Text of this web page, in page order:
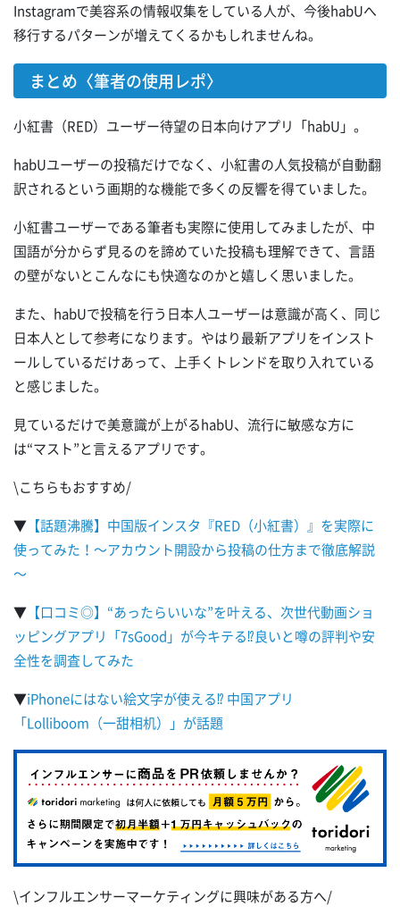
Instagramで美容系の情報収集をしている人が、今後habUへ
移行するパターンが増えてくるかもしれませんね。
まとめ〈筆者の使用レポ〉
小紅書（RED）ユーザー待望の日本向けアプリ「habU」。
habUユーザーの投稿だけでなく、小紅書の人気投稿が自動翻
訳されるという画期的な機能で多くの反響を得ていました。
小紅書ユーザーである筆者も実際に使用してみましたが、中
国語が分からず見るのを諦めていた投稿も理解できて、言語
の壁がないとこんなにも快適なのかと嬉しく思いました。
また、habUで投稿を行う日本人ユーザーは意識が高く、同じ
日本人として参考になります。やはり最新アプリをインスト
ールしているだけあって、上手くトレンドを取り入れている
と感じました。
見ているだけで美意識が上がるhabU、流行に敏感な方に
は“マスト”と言えるアプリです。
\こちらもおすすめ/
▼ 【話題沸騰】中国版インスタ『RED（小紅書）』を実際に
使ってみた！～アカウント開設から投稿の仕方まで徹底解説
～
▼ 【口コミ◎】“あったらいいな”を叶える、次世代動画ショ
ッピングアプリ「7sGood」が今キテる⁉良いと噂の評判や安
全性を調査してみた
▼iPhoneにはない絵文字が使える⁉ 中国アプリ
「Lolliboom（一甜相机）」が話題
\インフルエンサーマーケティングに興味がある方へ/